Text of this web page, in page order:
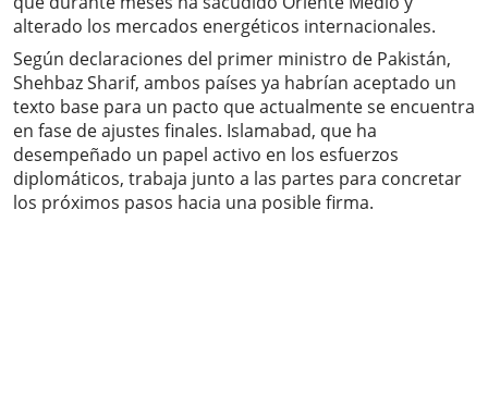
alterado los mercados energéticos internacionales.
Según declaraciones del primer ministro de Pakistán,
Shehbaz Sharif, ambos países ya habrían aceptado un
texto base para un pacto que actualmente se encuentra
en fase de ajustes finales. Islamabad, que ha
desempeñado un papel activo en los esfuerzos
diplomáticos, trabaja junto a las partes para concretar
los próximos pasos hacia una posible firma.